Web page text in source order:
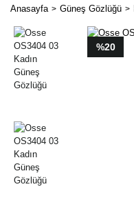
Anasayfa Güneş Gözlüğü
%20